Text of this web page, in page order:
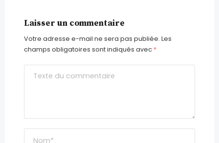
Laisser un commentaire
Votre adresse e-mail ne sera pas publiée. Les
champs obligatoires sont indiqués avec *